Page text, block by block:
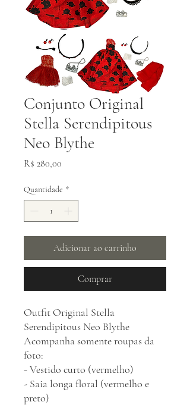
Conjunto Original
Stella Serendipitous
Neo Blythe
R$ 280,00
Quantidade *
Adicionar ao carrinho
Comprar
Outfit Original Stella
Serendipitous Neo Blythe
Acompanha somente roupas da
foto:
- Vestido curto (vermelho)
- Saia longa floral (vermelho e
preto)